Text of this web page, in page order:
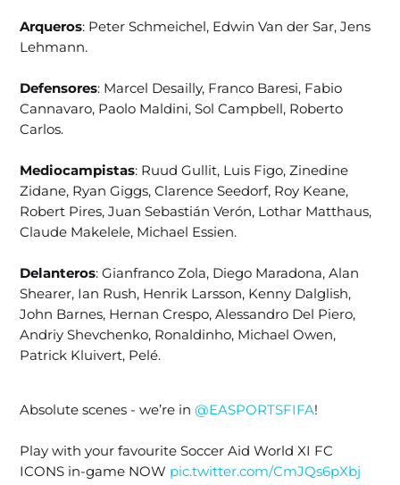
Arqueros: Peter Schmeichel, Edwin Van der Sar, Jens
Lehmann.
Defensores: Marcel Desailly, Franco Baresi, Fabio
Cannavaro, Paolo Maldini, Sol Campbell, Roberto
Carlos.
Mediocampistas: Ruud Gullit, Luis Figo, Zinedine
Zidane, Ryan Giggs, Clarence Seedorf, Roy Keane,
Robert Pires, Juan Sebastián Verón, Lothar Matthaus,
Claude Makelele, Michael Essien.
Delanteros: Gianfranco Zola, Diego Maradona, Alan
Shearer, Ian Rush, Henrik Larsson, Kenny Dalglish,
John Barnes, Hernan Crespo, Alessandro Del Piero,
Andriy Shevchenko, Ronaldinho, Michael Owen,
Patrick Kluivert, Pelé.
Absolute scenes - we’re in@EASPORTSFIFA!
Play with your favourite Soccer Aid World XI FC
ICONS in-game NOW pic.twitter.com/CmJQs6pXbj